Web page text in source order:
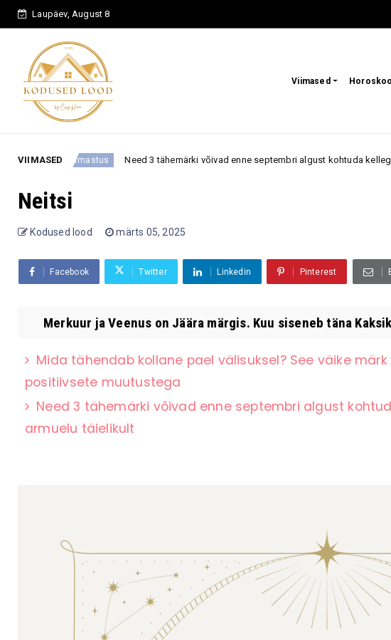
Laupäev, August 8
Viimased
VIIMASED
Armastus Need 3 tähemärki võivad enne septembri algust kohtuda kellegagi, kes
Neitsi
Kodused lood märts 05, 2025
Facebook Twitter Linkedin Pinterest
Merkuur ja Veenus on Jäära märgis. Kuu siseneb täna
Mida tähendab kollane pael välisuksel? See väike
positiivsete muutustega
Need 3 tähemärki võivad enne septembri algust
armuelu täielikult